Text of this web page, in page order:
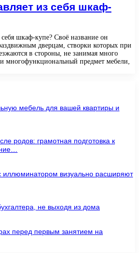
из себя шкаф-
себя шкаф-купе? Своё название он
дверцам, створки которых при
в стороны, не занимая много
многофункциональный предмет мебели,
мебель для вашей квартиры и
родов: грамотная подготовка к
иллюминатором визуально расширяют
не выходя из дома
перед первым занятием на